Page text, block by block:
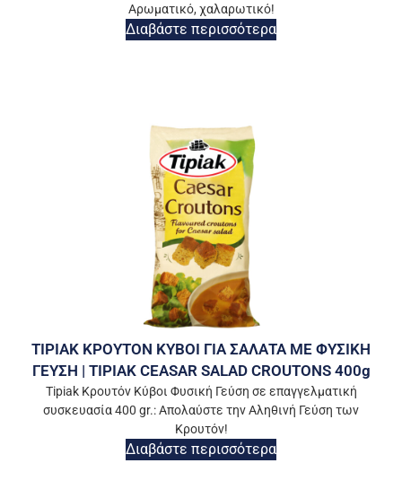
Αρωματικό, χαλαρωτικό!
Διαβάστε περισσότερα
TIPIAK ΚΡΟΥΤΟΝ ΚΥΒΟΙ ΓΙΑ ΣΑΛΑΤΑ ΜΕ ΦΥΣΙΚΗ
ΓΕΥΣΗ | TIPIAK CEASAR SALAD CROUTONS 400g
Tipiak Κρουτόν Κύβοι Φυσική Γεύση σε επαγγελματική
συσκευασία 400 gr.: Απολαύστε την Αληθινή Γεύση των
Κρουτόν!
Διαβάστε περισσότερα